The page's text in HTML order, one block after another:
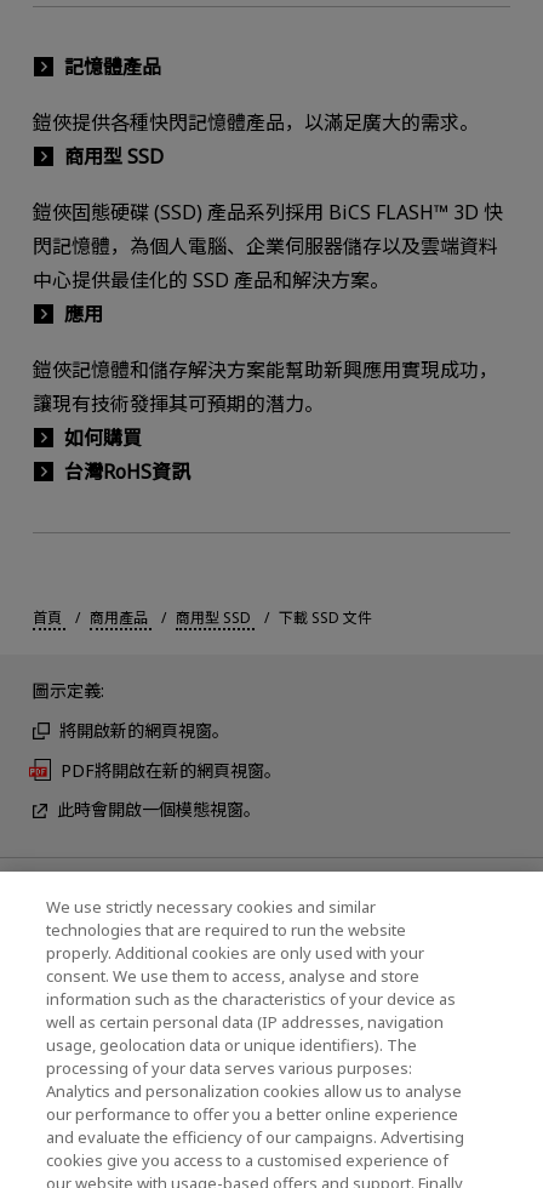
記憶體產品
鎧俠提供各種快閃記憶體產品，以滿足廣大的需求。
商用型 SSD
鎧俠固態硬碟 (SSD) 產品系列採用 BiCS FLASH™ 3D 快
閃記憶體，為個人電腦、企業伺服器儲存以及雲端資料
中心提供最佳化的 SSD 產品和解決方案。
應用
鎧俠記憶體和儲存解決方案能幫助新興應用實現成功，
讓現有技術發揮其可預期的潛力。
如何購買
台灣RoHS資訊
首頁 商用產品 商用型 SSD 下載 SSD 文件
圖示定義:
將開啟新的網頁視窗。
PDF將開啟在新的網頁視窗。
此時會開啟一個模態視窗。
最新消息
聯繫我們
KIOXIA Holdings Corporation (企業集團資訊/投
資人關係)
KIOXIA Holdings Corporation Home
投資人關係
We use strictly necessary cookies and similar
technologies that are required to run the website
properly. Additional cookies are only used with your
consent. We use them to access, analyse and store
information such as the characteristics of your device as
well as certain personal data (IP addresses, navigation
usage, geolocation data or unique identifiers). The
processing of your data serves various purposes:
Analytics and personalization cookies allow us to analyse
our performance to offer you a better online experience
and evaluate the efficiency of our campaigns. Advertising
cookies give you access to a customised experience of
our website with usage-based offers and support. Finally,